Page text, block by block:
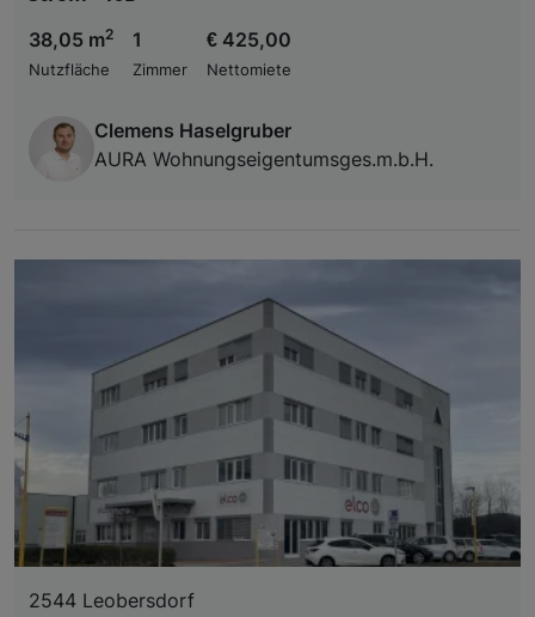
38,05 m2
Nutzfläche
1
Zimmer
€ 425,00
Nettomiete
Clemens Haselgruber
AURA Wohnungseigentumsges.m.b.H.
2544 Leobersdorf